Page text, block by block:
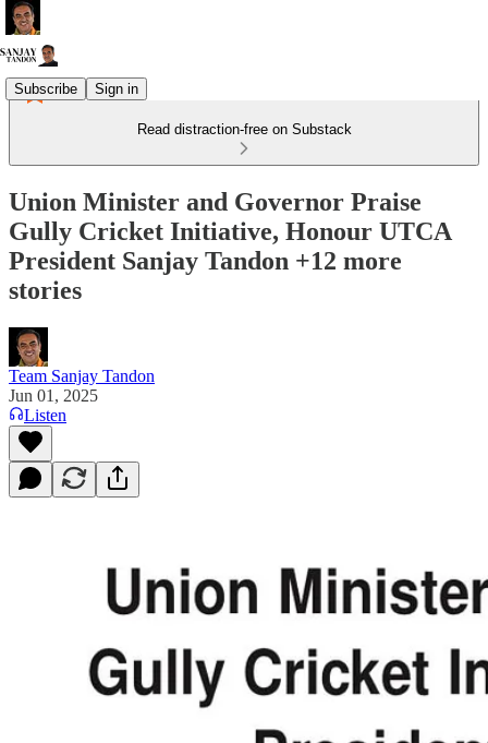
Subscribe Sign in
Read distraction-free on Substack
Union Minister and Governor Praise
Gully Cricket Initiative, Honour UTCA
President Sanjay Tandon +12 more
stories
Team Sanjay Tandon
Jun 01, 2025
Listen